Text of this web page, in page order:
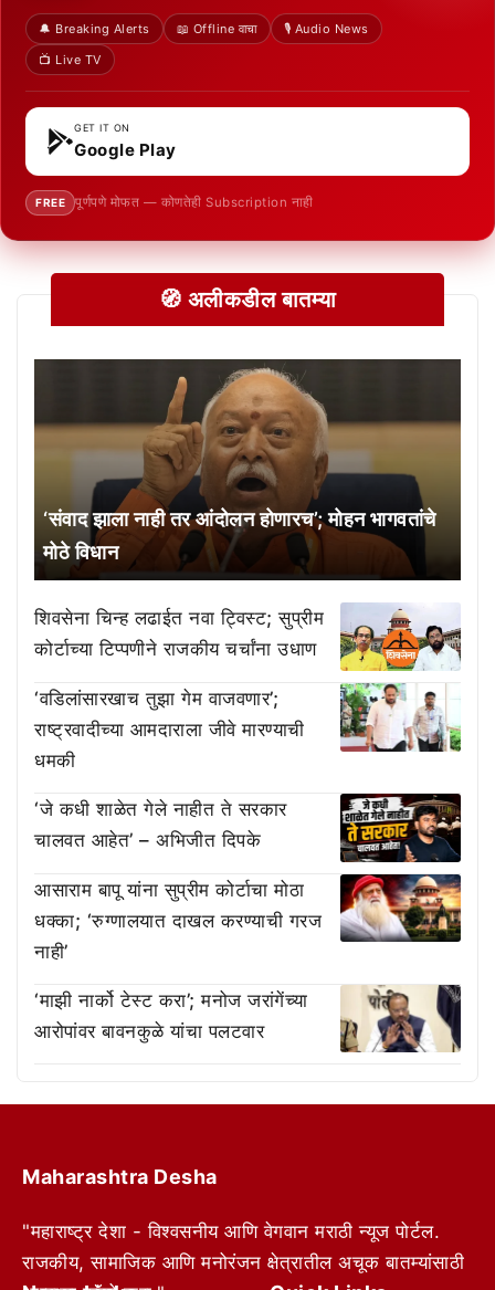
🔔 Breaking Alerts 📖 Offline वाचा
🎙️ Audio News
📺 Live TV
GET IT ON
Google Play
FREE पूर्णपणे मोफत — कोणतेही Subscription नाही
🧭 अलीकडील बातम्या
‘संवाद झाला नाही तर आंदोलन होणारच’; मोहन भागवतांचे
मोठे विधान
शिवसेना चिन्ह लढाईत नवा ट्विस्ट; सुप्रीम
कोर्टाच्या टिप्पणीने राजकीय चर्चांना उधाण
‘वडिलांसारखाच तुझा गेम वाजवणार’;
राष्ट्रवादीच्या आमदाराला जीवे मारण्याची
धमकी
‘जे कधी शाळेत गेले नाहीत ते सरकार
चालवत आहेत’ – अभिजीत दिपके
आसाराम बापू यांना सुप्रीम कोर्टाचा मोठा
धक्का; ‘रुग्णालयात दाखल करण्याची गरज
नाही’
‘माझी नार्को टेस्ट करा’; मनोज जरांगेंच्या
आरोपांवर बावनकुळे यांचा पलटवार
Maharashtra Desha
"महाराष्ट्र देशा - विश्वसनीय आणि वेगवान मराठी न्यूज पोर्टल.
राजकीय, सामाजिक आणि मनोरंजन क्षेत्रातील अचूक बातम्यांसाठी